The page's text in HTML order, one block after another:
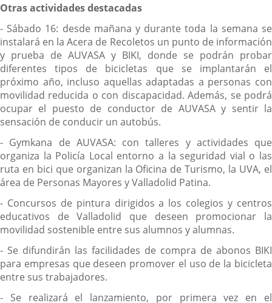
Otras actividades destacadas
- Sábado 16: desde mañana y durante toda la semana se
instalará en la Acera de Recoletos un punto de información
y prueba de AUVASA y BIKI, donde se podrán probar
diferentes tipos de bicicletas que se implantarán el
próximo año, incluso aquellas adaptadas a personas con
movilidad reducida o con discapacidad. Además, se podrá
ocupar el puesto de conductor de AUVASA y sentir la
sensación de conducir un autobús.
- Gymkana de AUVASA: con talleres y actividades que
organiza la Policía Local entorno a la seguridad vial o las
ruta en bici que organizan la Oficina de Turismo, la UVA, el
área de Personas Mayores y Valladolid Patina.
- Concursos de pintura dirigidos a los colegios y centros
educativos de Valladolid que deseen promocionar la
movilidad sostenible entre sus alumnos y alumnas.
- Se difundirán las facilidades de compra de abonos BIKI
para empresas que deseen promover el uso de la bicicleta
entre sus trabajadores.
- Se realizará el lanzamiento, por primera vez en el